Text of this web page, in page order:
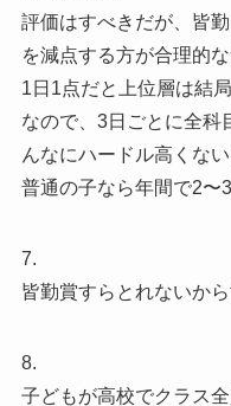
評価はすべきだが、皆
を減点する方が合理的な
1日1点だと上位層は結
なので、3日ごとに全科
んなにハードル高くない
普通の子なら年間で2〜
7.
皆勤賞すらとれないから
8.
子どもが高校でクラス